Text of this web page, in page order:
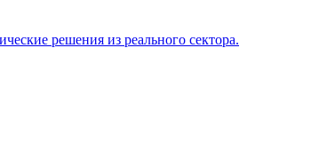
решения из реального сектора.